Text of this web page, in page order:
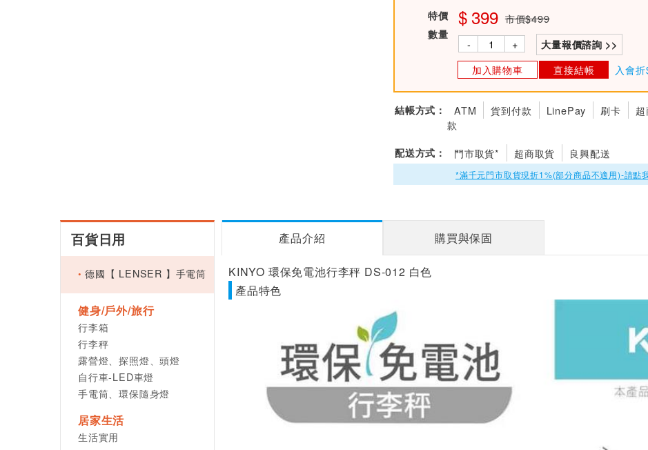
特價 399 市價$499
數量
- + 大量報價諮詢 >>
加入購物車 直接結帳 入會
結帳方式： ATM 貨到付款 LinePay 刷卡
款
配送方式： 門市取貨* 超商取貨 良興配送
*滿千元門市取貨現折1%(部分商品不適用)-請點
百貨日用
德國【 LENSER 】手電筒
健身/戶外/旅行
行李箱
行李秤
露營燈、探照燈、頭燈
自行車-LED車燈
手電筒、環保隨身燈
居家生活
生活實用
產品介紹 購買與保固
KINYO 環保免電池行李秤 DS-012 白色
產品特色